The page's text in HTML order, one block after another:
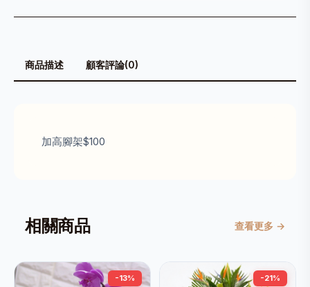
商品描述 顧客評論(0)
加高腳架$100
相關商品 查看更多 →
-13% -21%